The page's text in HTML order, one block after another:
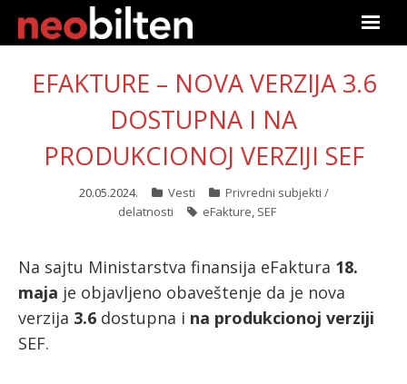
Početna
Aktuelno
Podaci
O nama
Pretplata
EFAKTURE – NOVA VERZIJA 3.6
DOSTUPNA I NA
PRODUKCIONOJ VERZIJI SEF
20.05.2024. Vesti
Privredni subjekti /
delatnosti
eFakture, SEF
Na sajtu Ministarstva finansija eFaktura 18.
maja je objavljeno obaveštenje da je nova
verzija 3.6 dostupna i na produkcionoj verziji
SEF.